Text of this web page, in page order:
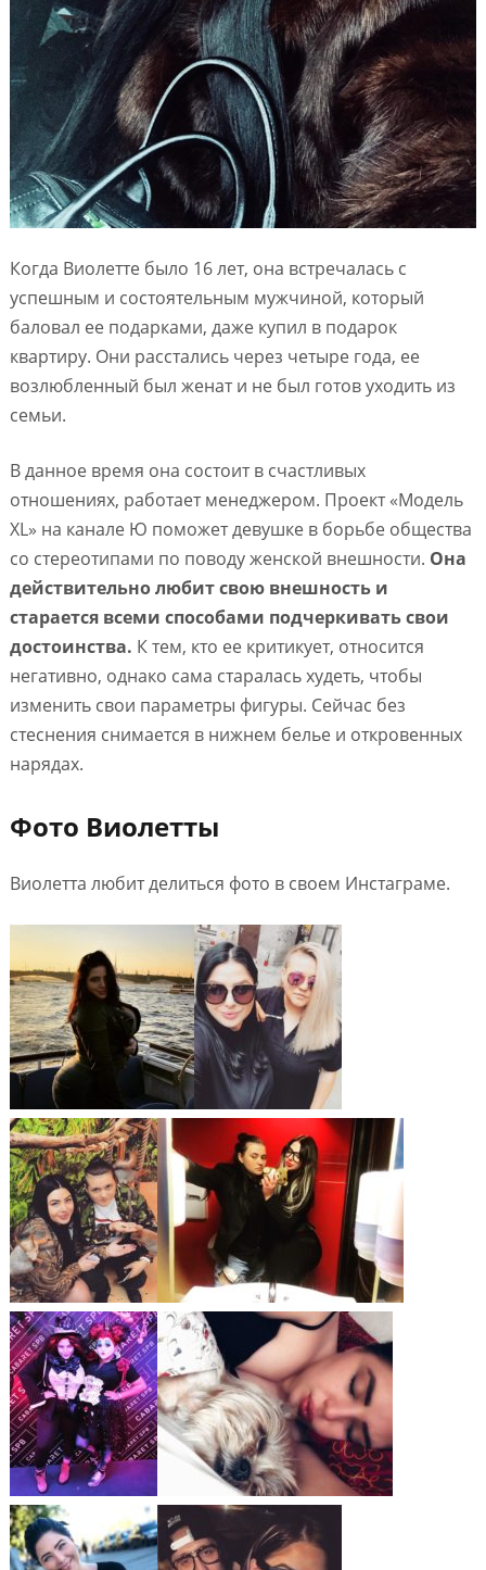
Когда Виолетте было 16 лет, она встречалась с
успешным и состоятельным мужчиной, который
баловал ее подарками, даже купил в подарок
квартиру. Они расстались через четыре года, ее
возлюбленный был женат и не был готов уходить из
семьи.
В данное время она состоит в счастливых
отношениях, работает менеджером. Проект «Модель
XL» на канале Ю поможет девушке в борьбе общества
со стереотипами по поводу женской внешности. Она
действительно любит свою внешность и
старается всеми способами подчеркивать свои
достоинства. К тем, кто ее критикует, относится
негативно, однако сама старалась худеть, чтобы
изменить свои параметры фигуры. Сейчас без
стеснения снимается в нижнем белье и откровенных
нарядах.
Фото Виолетты
Виолетта любит делиться фото в своем Инстаграме.